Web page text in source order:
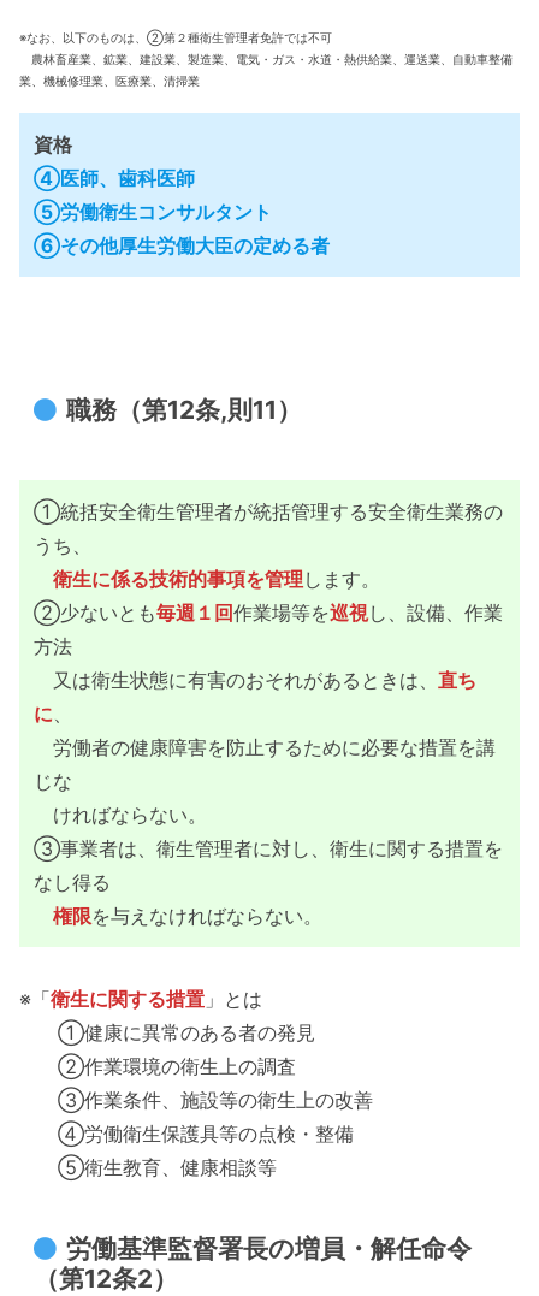
※なお、以下のものは、②第２種衛生管理者免許では不可
農林畜産業、鉱業、建設業、製造業、電気・ガス・水道・熱供給業、運送業、自動車整備
業、機械修理業、医療業、清掃業
資格
④医師、歯科医師
⑤労働衛生コンサルタント
⑥その他厚生労働大臣の定める者
職務（第12条,則11）
①統括安全衛生管理者が統括管理する安全衛生業務の
うち、
衛生に係る技術的事項を管理 します。
②少ないとも毎週１回作業場等を巡視し、設備、作業
方法
又は衛生状態に有害のおそれがあるときは、 直ち
に
労働者の健康障害を防止するために必要な措置を講
じな
ければならない。
③事業者は、衛生管理者に対し、衛生に関する措置を
なし得る
権限を与えなければならない。
※「衛生に関する措置 」とは
①健康に異常のある者の発見
②作業環境の衛生上の調査
③作業条件、施設等の衛生上の改善
④労働衛生保護具等の点検・整備
⑤衛生教育、健康相談等
労働基準監督署長の増員・解任命令
（第12条2）